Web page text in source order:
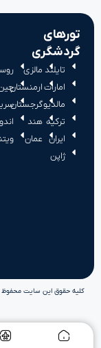
تورهای
گردشگری
تایلند
امارات
مالدیو
ترکیه
ایران
ژاپن
مالزی
ارمنستان
گرجستان
هند
عمان
کلیه حقوق این سایت محفوظ